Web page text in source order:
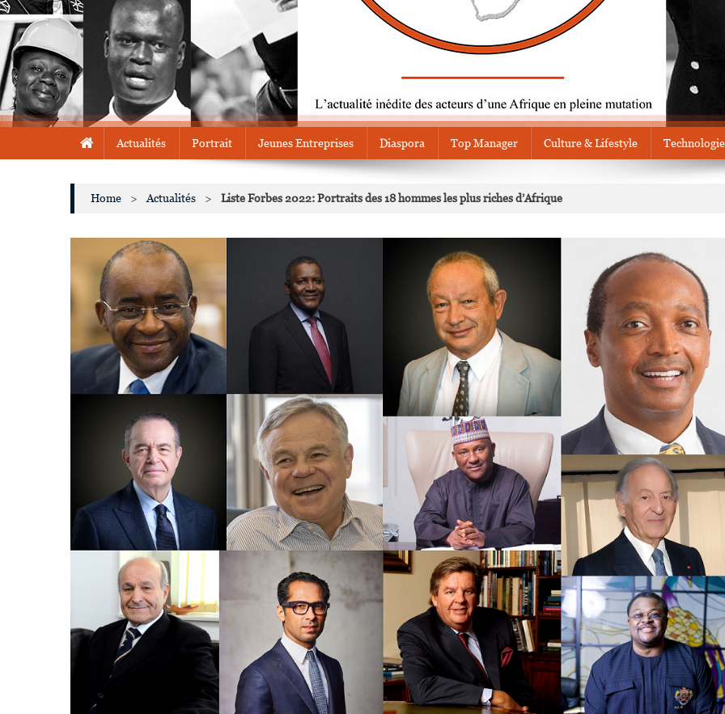
Actualités Portrait Jeunes Entreprises Diaspora Top Manager Culture & Lifestyle
Home > Actualités > Liste Forbes 2022: Portraits des 18 hommes les plus riches d’Afrique